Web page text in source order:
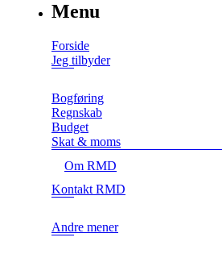
Menu
Forside
Jeg tilbyder
Bogføring
Regnskab
Budget
Skat & moms
Om RMD
Kontakt RMD
Andre mener